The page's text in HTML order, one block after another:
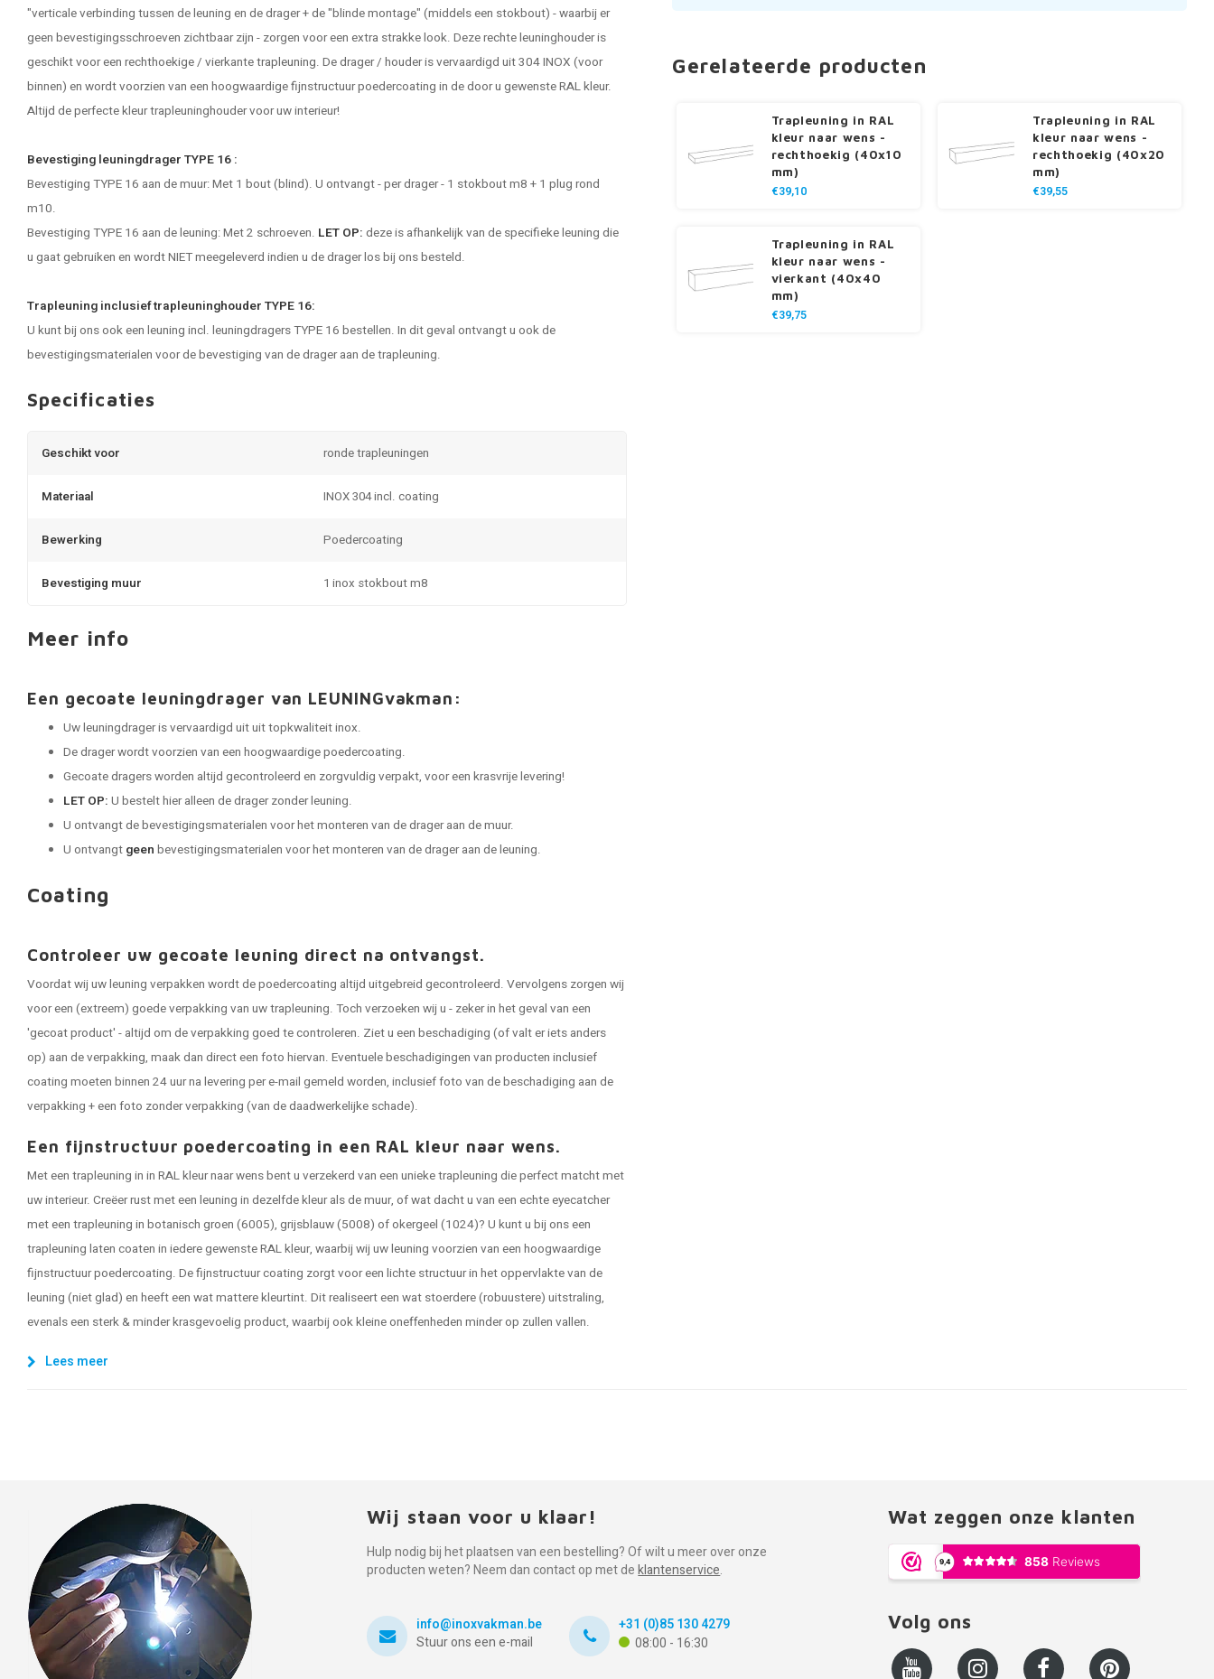
"verticale verbinding tussen de leuning en de drager + de "blinde montage" (middels een stokbout) - waarbij er
geen bevestigingsschroeven zichtbaar zijn - zorgen voor een extra strakke look. Deze rechte leuninghouder is
geschikt voor een rechthoekige / vierkantetrapleuning. De drager / houder is vervaardigd uit 304 INOX (voor
binnen) en wordt voorzien van een hoogwaardige fijnstructuur poedercoating in de door u gewenste RAL kleur.
Altijd de perfecte kleur trapleuninghouder voor uw interieur!
Bevestiging leuningdrager TYPE 16 :
Bevestiging TYPE 16 aan de muur: Met 1 bout (blind). U ontvangt - per drager - 1 stokbout m8 + 1 plug rond
m10.
Bevestiging TYPE 16 aan de leuning: Met 2 schroeven. LET OP: deze is afhankelijk van de specifieke leuning die
u gaat gebruiken en wordt NIET meegeleverd indien u de drager los bij ons besteld.
Trapleuning inclusief trapleuninghouder TYPE 16:
U kunt bij ons ook een leuning incl. leuningdragers TYPE 16 bestellen. In dit geval ontvangt u ook de
bevestigingsmaterialen voor de bevestiging van de drager aan de trapleuning.
Specificaties
Geschikt voor ronde trapleuningen
Materiaal INOX 304 incl. coating
Bewerking Poedercoating
Bevestiging muur 1 inox stokbout m8
Meer info
Een gecoate leuningdrager van LEUNINGvakman:
Uw leuningdrager is vervaardigd uit uit topkwaliteit inox.
De drager wordt voorzien van een hoogwaardige poedercoating.
Gecoate dragers worden altijd gecontroleerd en zorgvuldig verpakt, voor een krasvrije levering!
LET OP: U bestelt hier alleen de drager zonder leuning.
U ontvangt de bevestigingsmaterialen voor het monteren van de drager aan de muur.
U ontvangt geen bevestigingsmaterialen voor het monteren van de drager aan de leuning.
Coating
Controleer uw gecoate leuning direct na ontvangst.
Voordat wij uw leuning verpakken wordt de poedercoating altijd uitgebreid gecontroleerd. Vervolgens zorgen wij
voor een (extreem) goede verpakking van uw trapleuning. Toch verzoeken wij u - zeker in het geval van een
'gecoat product' - altijd om de verpakking goed te controleren. Ziet u een beschadiging (of valt er iets anders
op) aan de verpakking, maak dan direct een foto hiervan. Eventuele beschadigingen van producten inclusief
coating moeten binnen 24 uur na levering per e-mail gemeld worden, inclusief foto van de beschadiging aan de
verpakking + een foto zonder verpakking (van de daadwerkelijke schade).
Een fijnstructuur poedercoating in een RAL kleur naar wens.
Met een trapleuning in in RAL kleur naar wens bent u verzekerd van een unieke trapleuning die perfect matcht met
uw interieur. Creëer rust met een leuning in dezelfde kleur als de muur, of wat dacht u van een echte eyecatcher
met een trapleuning in botanisch groen (6005), grijsblauw (5008) of okergeel (1024)? U kunt u bij ons een
trapleuning laten coaten in iedere gewenste RAL kleur, waarbij wij uw leuning voorzien van een hoogwaardige
fijnstructuur poedercoating. De fijnstructuur coating zorgt voor een lichte structuur in het oppervlakte van de
leuning (niet glad) en heeft een wat mattere kleurtint. Dit realiseert een wat stoerdere (robuustere) uitstraling,
evenals een sterk & minder krasgevoelig product, waarbij ook kleine oneffenheden minder op zullen vallen.
Lees meer
Gerelateerde producten
Trapleuning in RAL
kleur naar wens -
rechthoekig (40x10
mm)
€39,10
Trapleuning in RAL
kleur naar wens -
rechthoekig (40x20
mm)
€39,55
Trapleuning in RAL
kleur naar wens -
vierkant (40x40
mm)
€39,75
Wij staan voor u klaar!
Hulp nodig bij het plaatsen van een bestelling? Of wilt u meer over onze
producten weten? Neem dan contact op met deklantenservice.
info@inoxvakman.be
Stuur ons een e-mail
+31 (0)85 130 4279
08:00 - 16:30
Wat zeggen onze klanten
Volg ons